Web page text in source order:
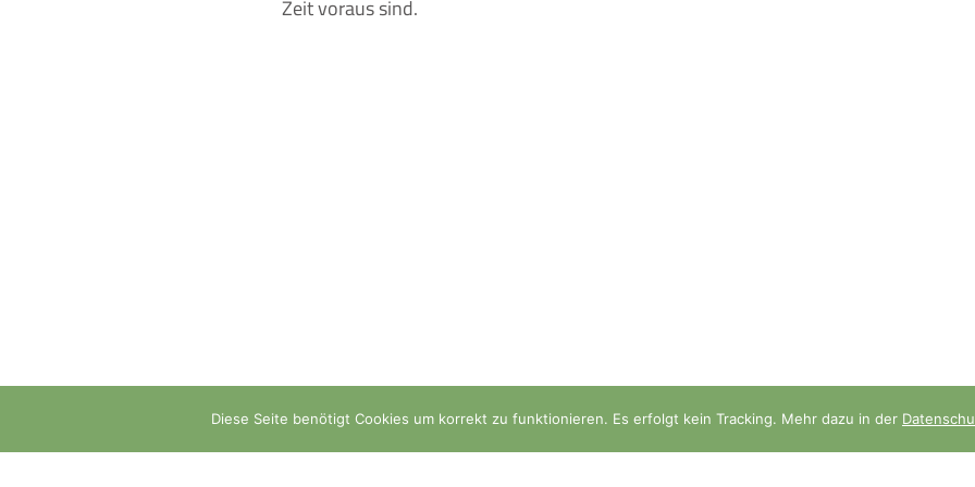
Zeit voraus sind.
Öffnungszeiten
Aktuelles
Diese Seite benötigt Cookies um korrekt zu funktionieren. Es erfolgt kein Tracking. Mehr dazu in der